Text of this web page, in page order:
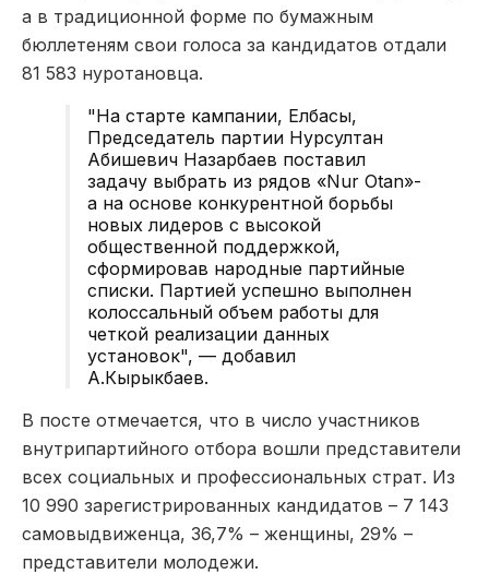
а в традиционной форме по бумажным
бюллетеням свои голоса за кандидатов отдали
81 583 нуротановца.
"На старте кампании, Елбасы,
Председатель партии Нурсултан
Абишевич Назарбаев поставил
задачу выбрать из рядов «Nur Otan»-
а на основе конкурентной борьбы
новых лидеров с высокой
общественной поддержкой,
сформировав народные партийные
списки. Партией успешно выполнен
колоссальный объем работы для
четкой реализации данных
установок", — добавил
А.Кырыкбаев.
В посте отмечается, что в число участников
внутрипартийного отбора вошли представители
всех социальных и профессиональных страт. Из
10 990 зарегистрированных кандидатов – 7 143
самовыдвиженца, 36,7% – женщины, 29% –
представители молодежи.